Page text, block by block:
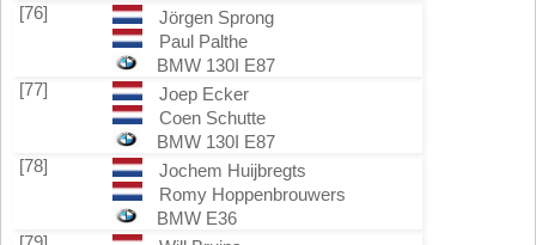
[76]
Jörgen Sprong
Paul Palthe
BMW 130I E87
[77]
Joep Ecker
Coen Schutte
BMW 130I E87
[78]
Jochem Huijbregts
Romy Hoppenbrouwers
BMW E36